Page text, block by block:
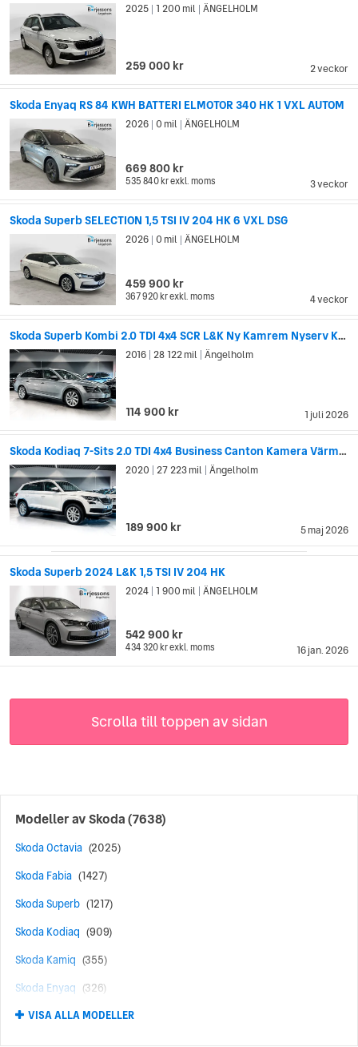
2 veckor
2025 1 200 mil ÄNGELHOLM
259 000 kr
Skoda Enyaq RS 84 KWH BATTERI ELMOTOR 340 HK 1 VXL AUTOM
3 veckor
2026 0 mil ÄNGELHOLM
669 800 kr
535 840 krexkl. moms
Skoda Superb SELECTION 1,5 TSI IV 204 HK 6 VXL DSG
4 veckor
2026 0 mil ÄNGELHOLM
459 900 kr
367 920 krexkl. moms
Skoda Superb Kombi 2.0 TDI 4x4 SCR L&K Ny Kamrem Nyserv Kamera Skinn
1 juli 2026
2016 28 122 mil Ängelholm
114 900 kr
Skoda Kodiaq 7-Sits 2.0 TDI 4x4 Business Canton Kamera Värmare PDC
5 maj 2026
2020 27 223 mil Ängelholm
189 900 kr
Skoda Superb 2024 L&K 1,5 TSI IV 204 HK
16 jan. 2026
2024 1 900 mil ÄNGELHOLM
542 900 kr
434 320 krexkl. moms
Scrolla till toppen av sidan
Modeller avSkoda(7638)
Skoda Octavia (2025)
Skoda Fabia (1427)
Skoda Superb (1217)
Skoda Kodiaq (909)
Skoda Kamiq (355)
Skoda Enyaq (326)
Skoda Karoq (253)
VISA ALLA MODELLER